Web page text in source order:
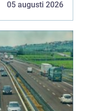
05 augusti 2026